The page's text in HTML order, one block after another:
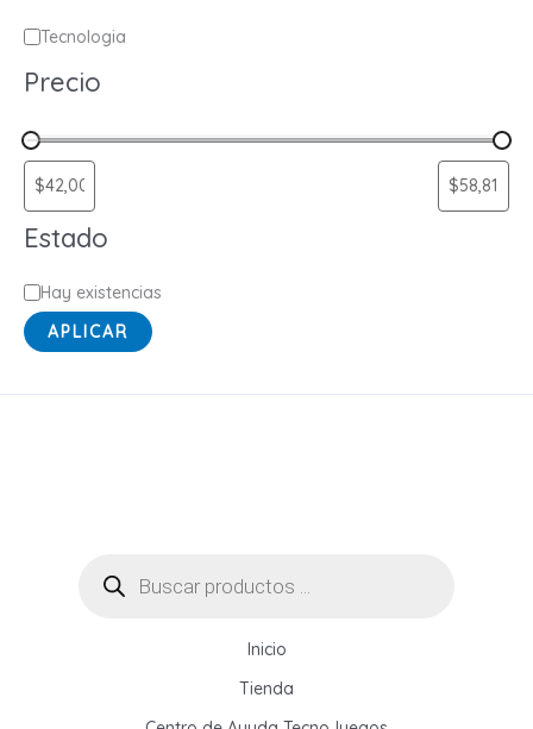
C
a
e
g
o
r
a
Tecnologia
Precio
Estado
E
s
a
Hay existencias
APLICAR
productos
Inicio
Tienda